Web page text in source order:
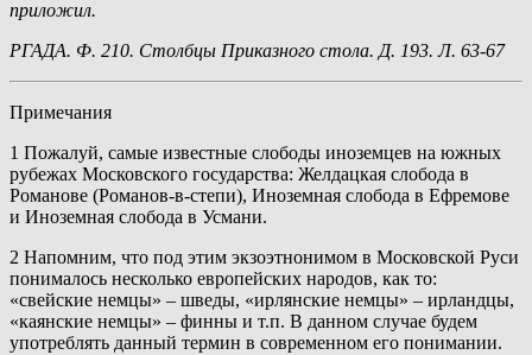
приложил.
РГАДА. Ф. 210. Столбцы Приказного стола. Д. 193. Л. 63-67
Примечания
1 Пожалуй, самые известные слободы иноземцев на южных
рубежах Московского государства: Желдацкая слобода в
Романове (Романов-в-степи), Иноземная слобода в Ефремове
и Иноземная слобода в Усмани.
2 Напомним, что под этим экзоэтнонимом в Московской Руси
понималось несколько европейских народов, как то:
«свейские немцы» – шведы, «ирлянские немцы» – ирландцы,
«каянские немцы» – финны и т.п. В данном случае будем
употреблять данный термин в современном его понимании.